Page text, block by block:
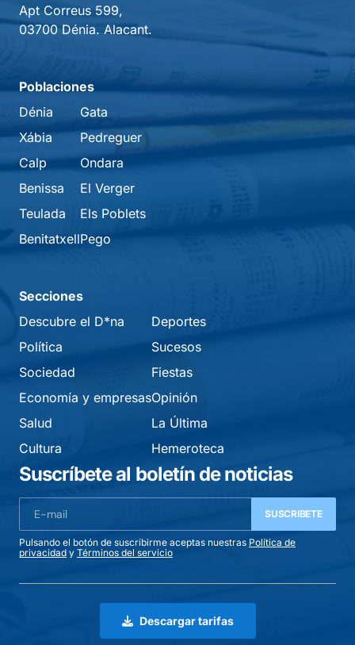
Apt Correus 599,
03700 Dénia. Alacant.
Poblaciones
Dénia
Xábia
Calp
Benissa
Teulada
Benitatxell
Gata
Pedreguer
Ondara
El Verger
Els Poblets
Pego
Secciones
Descubre el D*na
Política
Sociedad
Economía y empresas
Salud
Cultura
Deportes
Sucesos
Fiestas
Opinión
La Última
Hemeroteca
Suscríbete al boletín de noticias
SUSCRIBETE
Pulsando el botón de suscribirme aceptas nuestras Política de
privacidad y Términos del servicio
Descargar tarifas